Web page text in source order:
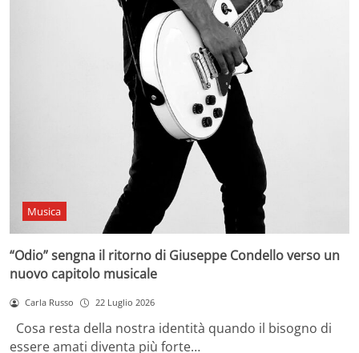
Musica
“Odio” sengna il ritorno di Giuseppe Condello verso un
nuovo capitolo musicale
Carla Russo 22 Luglio 2026
Cosa resta della nostra identità quando il bisogno di
essere amati diventa più forte…